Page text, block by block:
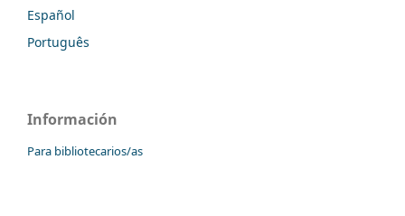
Español
Português
Información
Para bibliotecarios/as